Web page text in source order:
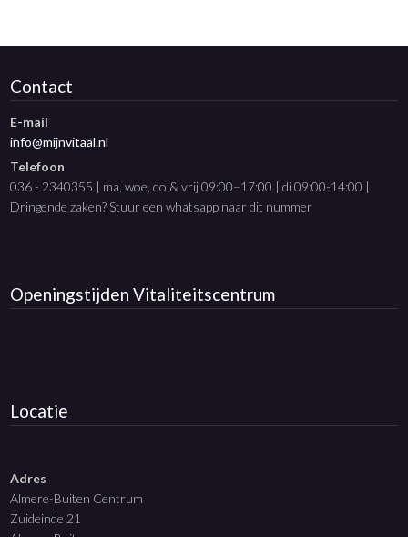
Contact
E-mail
info@mijnvitaal.nl
Telefoon
036 - 2340355 | ma, woe, do & vrij 09:00–17:00 | di 09:00-14:00 |
Dringende zaken? Stuur een whatsapp naar dit nummer
OpeningstijdenVitaliteitscentrum
Locatie
Adres
Almere-Buiten Centrum
Zuideinde 21